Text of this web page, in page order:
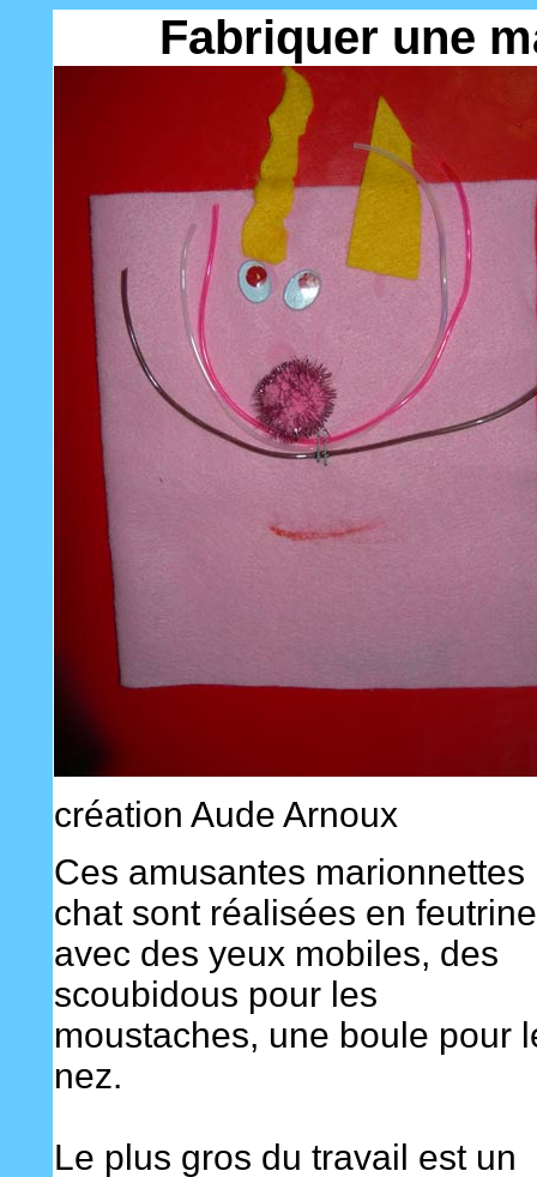
Fabriquer une
création Aude Arnoux
Ces amusantes marionnettes
chat sont réalisées en
avec des yeux mobiles, des
scoubidous pour les
moustaches, une boule pour
nez.
Le plus gros du travail est un